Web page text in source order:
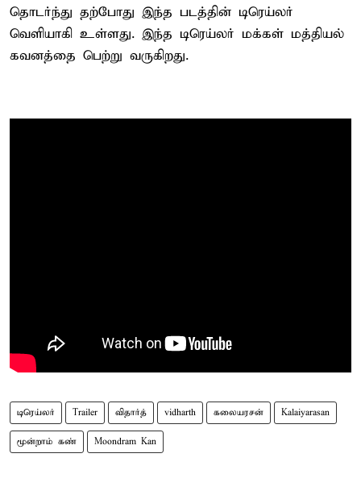
தொடர்ந்து தற்போது இந்த படத்தின் டிரெய்லர்
வெளியாகி உள்ளது. இந்த டிரெய்லர் மக்கள் மத்தியல்
கவனத்தை பெற்று வருகிறது.
டிரெய்லர் Trailer விதார்த் vidharth கலையரசன் Kalaiyarasan
மூன்றாம் கண் Moondram Kan